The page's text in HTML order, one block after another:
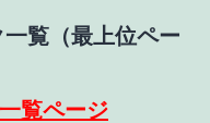
覧（最上位ペー
覧ページ